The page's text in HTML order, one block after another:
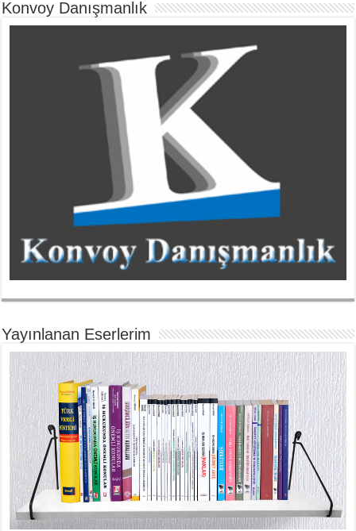
Konvoy Danışmanlık
Yayınlanan Eserlerim